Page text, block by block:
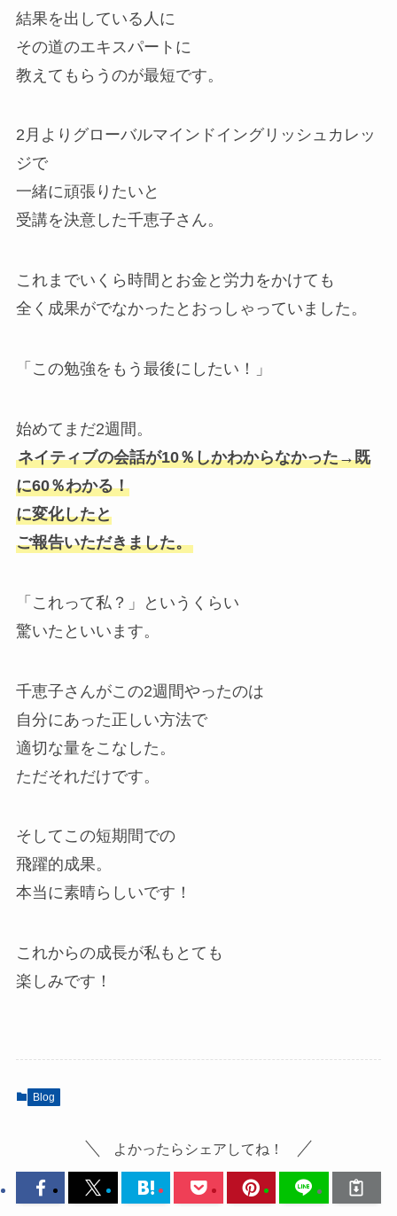
結果を出している人に
その道のエキスパートに
教えてもらうのが最短です。
2月よりグローバルマインドイングリッシュカレッ
ジで
一緒に頑張りたいと
受講を決意した千恵子さん。
これまでいくら時間とお金と労力をかけても
全く成果がでなかったとおっしゃっていました。
「この勉強をもう最後にしたい！」
始めてまだ2週間。
ネイティブの会話が10％しかわからなかった→既
に60％わかる！
に変化したと
ご報告いただきました。
「これって私？」というくらい
驚いたといいます。
千恵子さんがこの2週間やったのは
自分にあった正しい方法で
適切な量をこなした。
ただそれだけです。
そしてこの短期間での
飛躍的成果。
本当に素晴らしいです！
これからの成長が私もとても
楽しみです！
Blog
よかったらシェアしてね！